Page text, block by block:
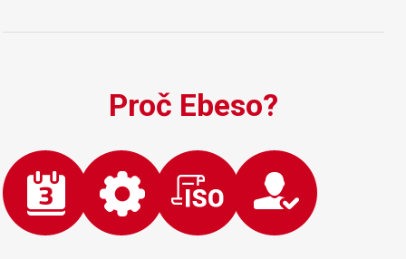
Proč Ebeso?